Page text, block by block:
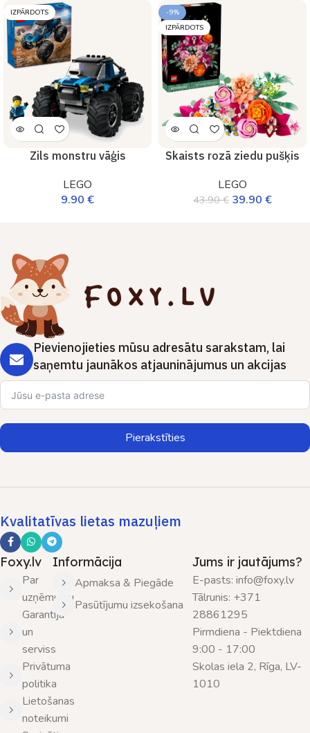
IZPĀRDOTS
Zils monstru vāģis
LEGO
9.90 €
-9%
IZPĀRDOTS
Skaists rozā ziedu pušķis
LEGO
43.90€ 39.90 €
Pievienojieties mūsu adresātu sarakstam, lai
saņemtu jaunākos atjauninājumus un akcijas
Pierakstīties
Kvalitatīvas lietas mazuļiem
Foxy.lv
Par
uzņēmumu
Garantija
un
serviss
Privātuma
politika
Lietošanas
noteikumi
Informācija
Apmaksa & Piegāde
Pasūtījumu izsekošana
Jums ir jautājums?
E-pasts: info@foxy.lv
Tālrunis: +371
28861295
Pirmdiena - Piektdiena
9:00 - 17:00
Skolas iela 2, Rīga, LV-
1010